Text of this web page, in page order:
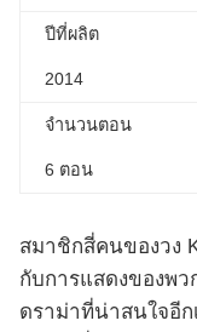
ปีที่ผลิต
2014
จำนวนตอน
6 ตอน
สมาชิกสี่คนของวง
กับการแสดงของพว
ดราม่าที่น่าสนใจอีก